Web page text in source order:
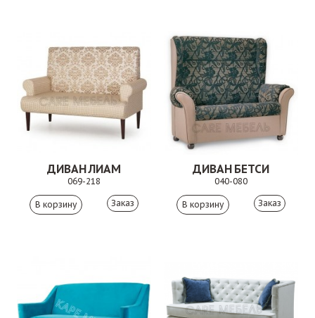
ДИВАН ЛИАМ
069-218
Заказ
ДИВАН БЕТСИ
040-080
Заказ